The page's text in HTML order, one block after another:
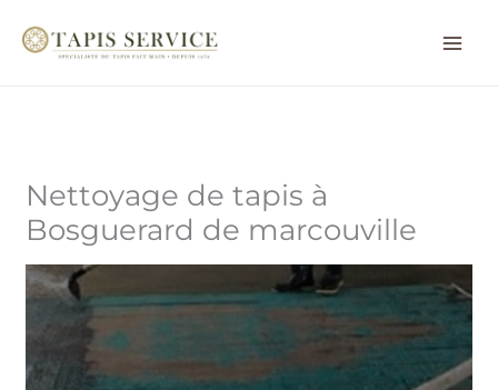
Nettoyage de tapis à
Bosguerard de marcouville